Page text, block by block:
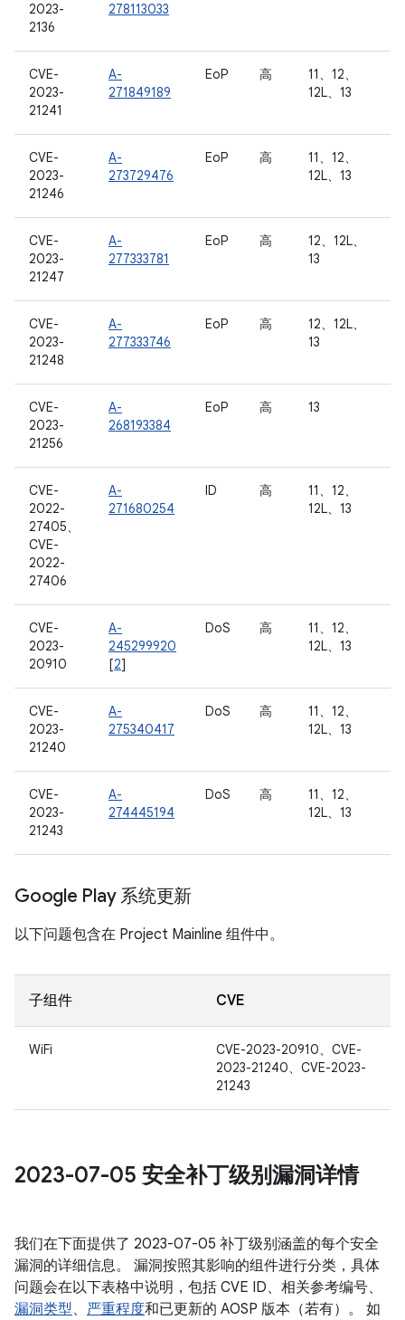
2023-
2136
278113033
CVE-
2023-
21241
A-
271849189
EoP 高
11、12、
12L、13
CVE-
2023-
21246
A-
273729476
EoP 高
11、12、
12L、13
CVE-
2023-
21247
A-
277333781
EoP 高
12、12L、
13
CVE-
2023-
21248
A-
277333746
EoP 高
12、12L、
13
CVE-
2023-
21256
A-
268193384
EoP 高 13
CVE-
2022-
27405、
CVE-
2022-
27406
A-
271680254
ID 高
11、12、
12L、13
CVE-
2023-
20910
A-
245299920
[2]
DoS 高
11、12、
12L、13
CVE-
2023-
21240
A-
275340417
DoS 高
11、12、
12L、13
CVE-
2023-
21243
A-
274445194
DoS 高
11、12、
12L、13
Google Play 系统更新
以下问题包含在 Project Mainline 组件中。
子组件 CVE
WiFi
CVE-2023-20910、CVE-
2023-21240、CVE-2023-
21243
2023-07-05 安全补丁级别漏洞详情
我们在下面提供了 2023-07-05 补丁级别涵盖的每个安全
漏洞的详细信息。 漏洞按照其影响的组件进行分类，具体
问题会在以下表格中说明，包括 CVE ID、相关参考编号、
漏洞类型、 严重程度和已更新的 AOSP 版本（若有）。 如